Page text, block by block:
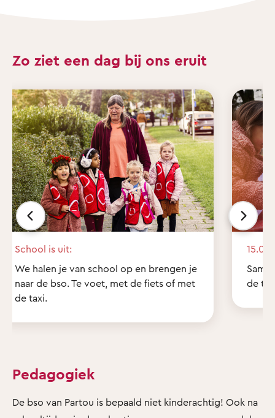
Zo ziet een dag bij ons eruit
School is uit:
We halen je van school op en brengen je
naar de bso. Te voet, met de fiets of met
de taxi.
15.00
de
Pedagogiek
De bso van Partou is bepaald niet kinderachtig! Ook na